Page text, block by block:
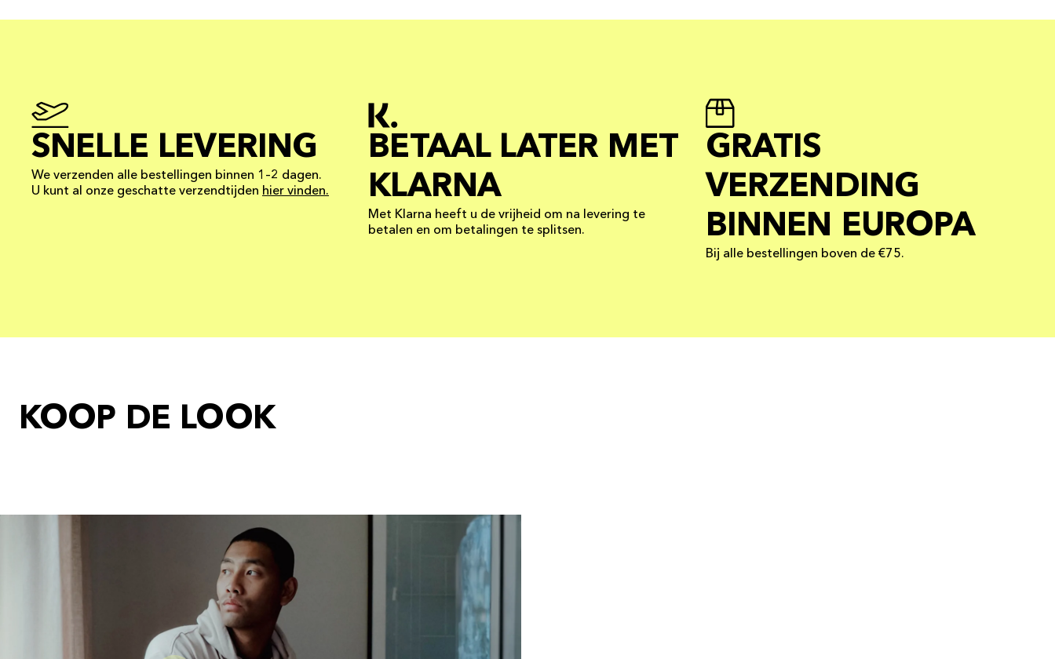
SNELLE LEVERING
We verzenden alle bestellingen binnen 1–2 dagen.
U kunt al onze geschatte verzendtijden hier vinden.
BETAAL LATER MET
KLARNA
Met Klarna heeft u de vrijheid om na levering te
betalen en om betalingen te splitsen.
GRATIS
VERZENDING
BINNEN EUROPA
Bij alle bestellingen boven de €75.
KOOP DE LOOK